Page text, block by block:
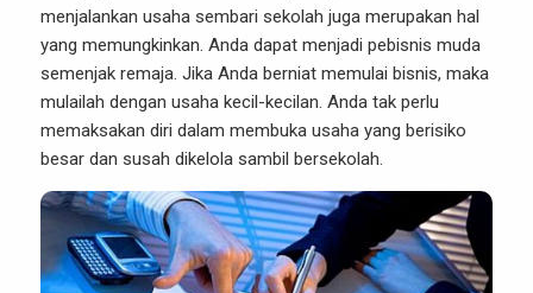
menjalankan usaha sembari sekolah juga merupakan hal
yang memungkinkan. Anda dapat menjadi pebisnis muda
semenjak remaja. Jika Anda berniat memulai bisnis, maka
mulailah dengan usaha kecil-kecilan. Anda tak perlu
memaksakan diri dalam membuka usaha yang berisiko
besar dan susah dikelola sambil bersekolah.